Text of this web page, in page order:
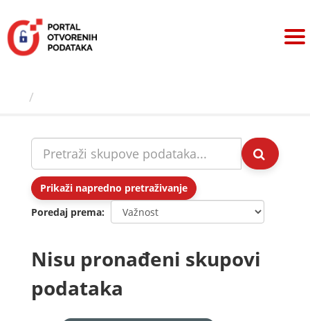
sadržaj
Prikaži napredno pretraživanje
Poredaj prema
Nisu pronađeni skupovi
podataka